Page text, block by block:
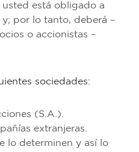
está obligado a
por lo tanto, deberá –
o accionistas –
sociedades:
(S.A.).
extranjeras.
lo determinen y así lo